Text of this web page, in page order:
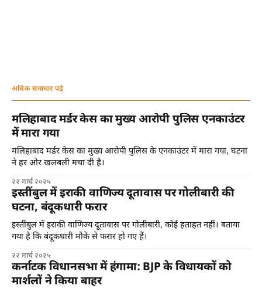
अधिक समाचार पढ़ें
मलिहाबाद मर्डर केस का मुख्य आरोपी पुलिस एनकाउंटर
में मारा गया
मलिहाबाद मर्डर केस का मुख्य आरोपी पुलिस के एनकाउंटर में मारा गया, घटना
ने हर ओर खलबली मचा दी है।
२२ मार्च २०२५
इस्तींबुल में इराकी वाणिज्य दूतावास पर गोलीबारी की
घटना, बंदूकधारी फरार
इस्तींबुल में इराकी वाणिज्य दूतावास पर गोलीबारी, कोई हताहत नहीं। बताया
गया है कि बंदूकधारी मौके से फरार हो गए हैं।
२२ मार्च २०२५
कर्नाटक विधानसभा में हंगामा: BJP के विधायकों को
मार्शलों ने किया बाहर